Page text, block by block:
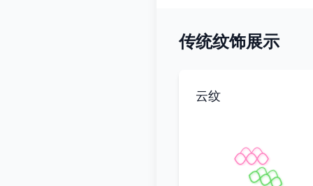
传统纹饰展示
云纹